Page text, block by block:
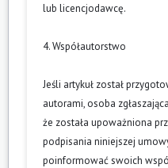
lub licencjodawcę.
4. Współautorstwo
Jeśli artykuł został
autorami, osoba
że została upoważniona
podpisania niniejszej
poinformować swoich